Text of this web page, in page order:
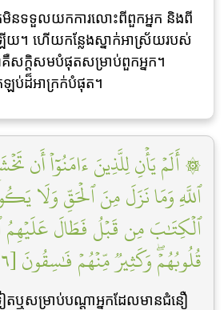
គេមិនទទួលយកការលោះពីពួកអ្នក និងពី
យ។ ហើយកន្លែងស្នាក់អាស្រ័យរបស់
គឺសក្ដិសមបំផុតសម្រាប់ពួកអ្នក។
ឡប់ដ៏អាក្រក់បំផុត។
۞ أَلَمۡ يَأۡنِ لِلَّذِينَ ءَامَنُوٓاْ أَن
ٱللَّهِ وَمَا نَزَلَ مِنَ ٱلۡحَقِّ وَلَا
ٱلۡكِتَٰبَ مِن قَبۡلُ فَطَالَ
قُلُوبُهُمۡۖ وَكَثِيرٞ مِّنۡهُمۡ فَٰسِقُونَ [١٦]
ឬសម្រាប់បណ្តាអ្នកដែលមានជំនឿ